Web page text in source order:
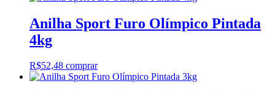
Anilha Sport Furo Olímpico Pintada
4kg
R$52,48 comprar